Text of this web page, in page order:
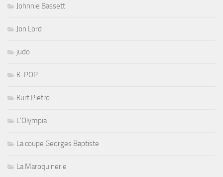
Johnnie Bassett
Jon Lord
judo
K-POP
Kurt Pietro
L'Olympia
La coupe Georges Baptiste
La Maroquinerie